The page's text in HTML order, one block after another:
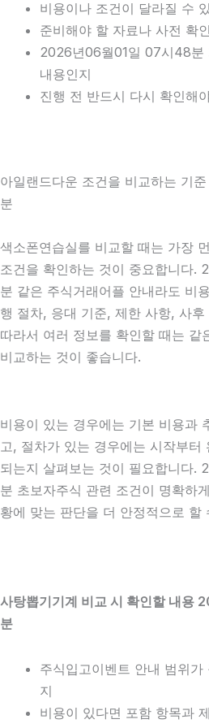
비용이나 조건이 달라질 수
준비해야 할 자료나 사전 확
2026년06월01일 07시48분
내용인지
진행 전 반드시 다시 확인해
아일랜드다운 조건을 비교하는 기
분
색소폰연습실를 비교할 때는 가장
조건을 확인하는 것이 중요합니다.
분 같은 주식거래어플 안내라도 비
행 절차, 응대 기준, 제한 사항, 사
따라서 여러 정보를 확인할 때는 같
비교하는 것이 좋습니다.
비용이 있는 경우에는 기본 비용과
고, 절차가 있는 경우에는 시작부터
되는지 살펴보는 것이 필요합니다.
분 초보자주식 관련 조건이 명확하
황에 맞는 판단을 더 안정적으로 할
사탕뽑기기계 비교 시 확인할 내용
분
주식입고이벤트 안내 범위
지
비용이 있다면 포함 항목과